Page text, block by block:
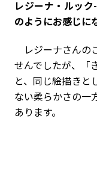
――レジーナ・ルッ
のようにお感じに
レジーナさんの
せんでしたが、「
と、同じ絵描きと
ない柔らかさの一
あります。